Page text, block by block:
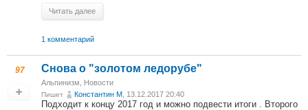
Читать далее
1 комментарий
97 Снова о "золотом ледорубе"
Альпинизм Новости
Пишет Константин М , 13.12.2017 20:40
Подходит к концу 2017 год и можно подвести итоги . Второго